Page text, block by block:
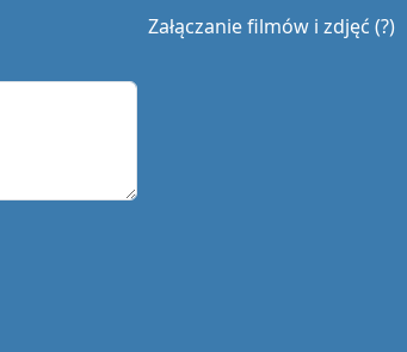
Załączanie filmów i zdjęć (?)